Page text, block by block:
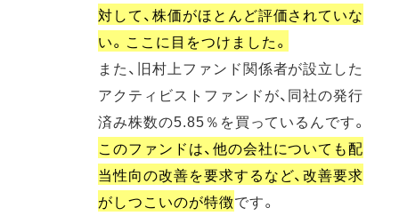
対して、株価がほとんど評価されていな
い。ここに目をつけました。
また、旧村上ファンド関係者が設立した
アクティビストファンドが、同社の発行
済み株数の5.85％を買っているんです。
このファンドは、他の会社についても配
当性向の改善を要求するなど、改善要求
がしつこいのが特徴です。